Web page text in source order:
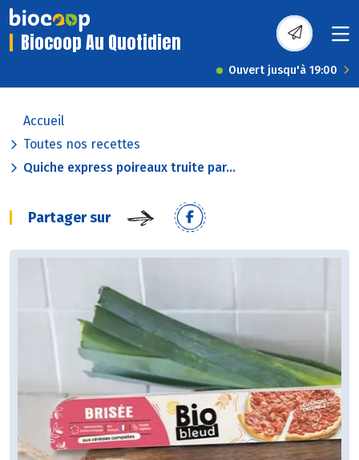
Biocoop Au Quotidien
Ouvert jusqu'à 19:00
Accueil
Toutes nos recettes
Quiche express poireaux truite par...
Partager sur